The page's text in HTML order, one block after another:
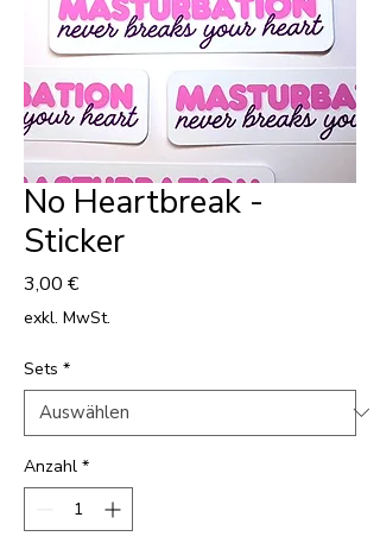
No Heartbreak -
Sticker
3,00 €Preis
exkl. MwSt.
Sets *
Anzahl *